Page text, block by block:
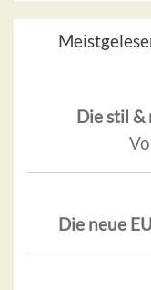
Die stil &
Die neue